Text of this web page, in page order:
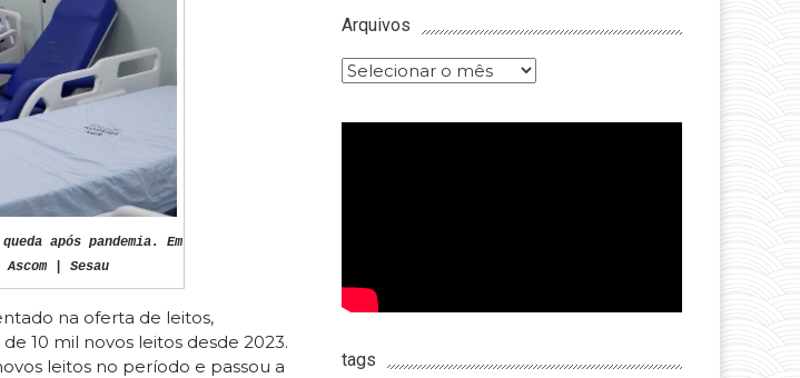
após pandemia. Em
| Sesau
na oferta de leitos,
10 mil novos leitos desde 2023.
leitos no período e passou a
Arquivos
Arquivos
tags